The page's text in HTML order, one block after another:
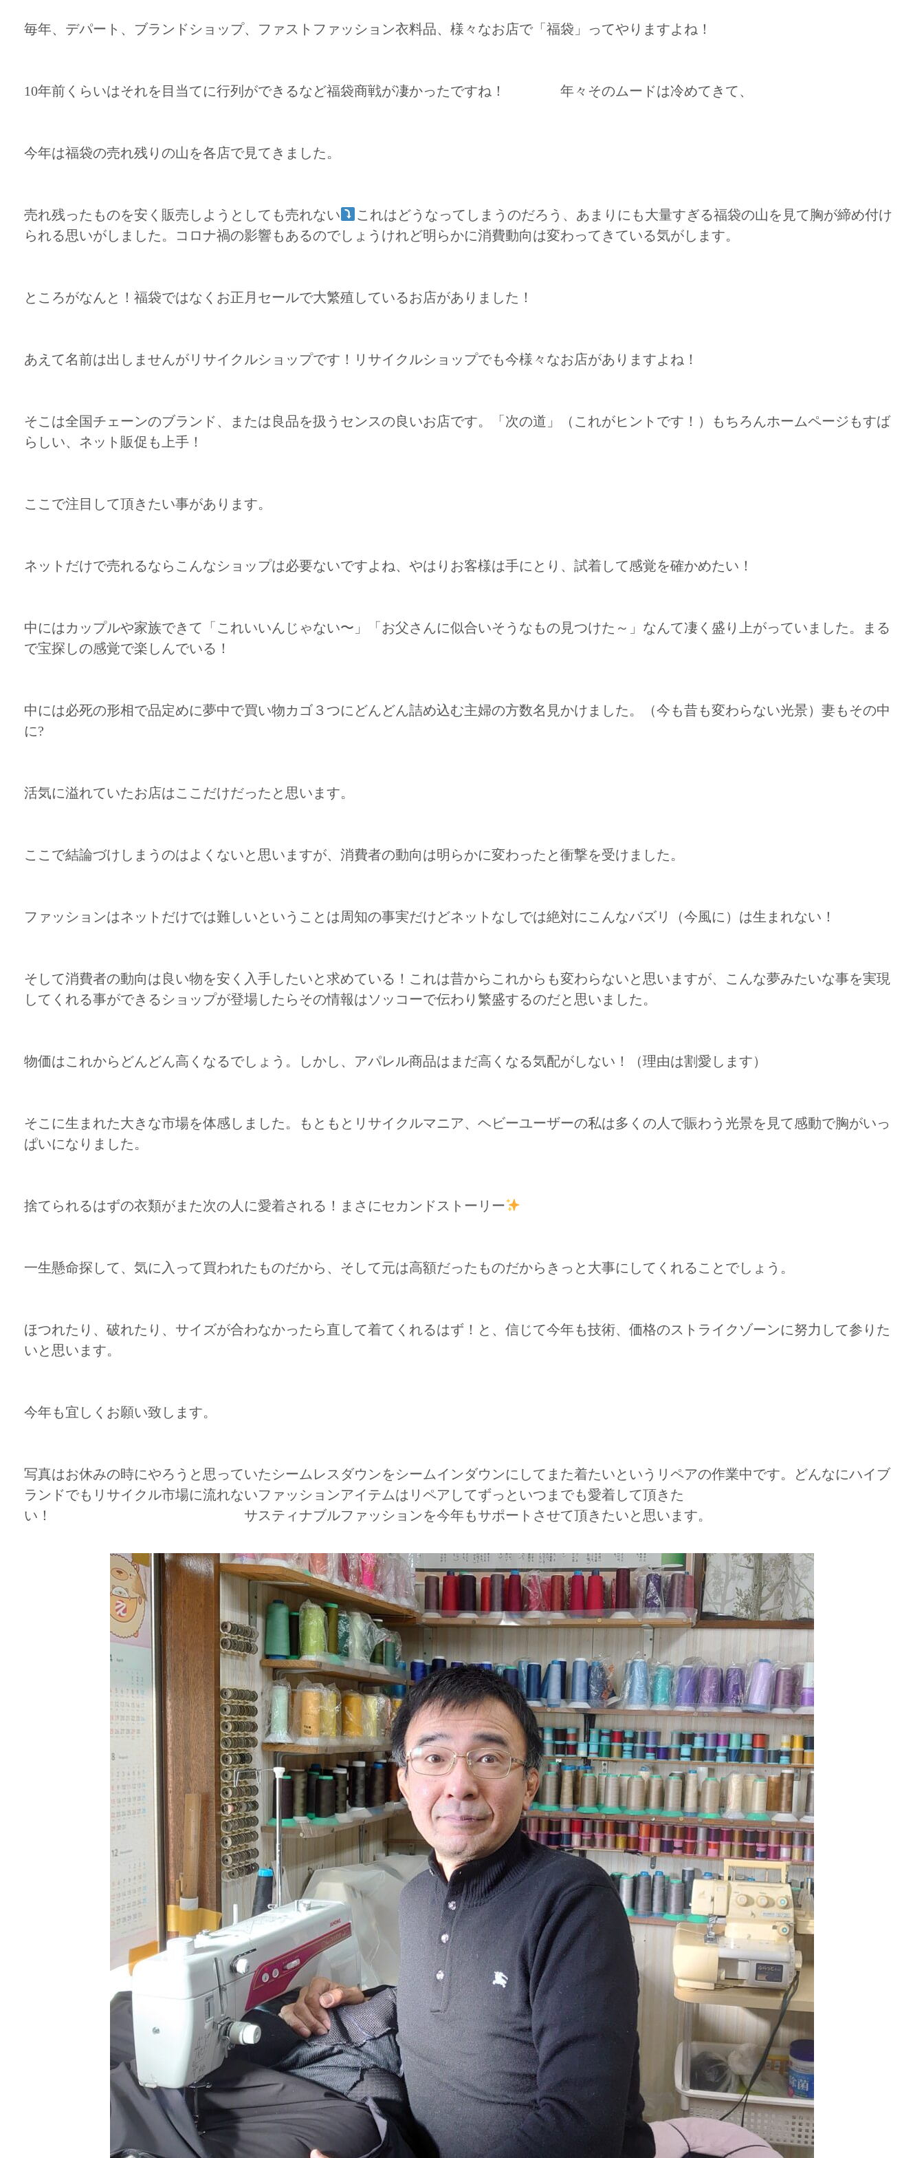
毎年、デパート、ブランドショップ、ファストファッション衣料品、様々なお店で「福袋」ってやりますよね！
10年前くらいはそれを目当てに行列ができるなど福袋商戦が凄かったですね！ 年々そのムードは冷めてきて、
今年は福袋の売れ残りの山を各店で見てきました。
売れ残ったものを安く販売しようとしても売れない
これはどうなってしまうのだろう、あまりにも大量すぎる福袋の山を見て胸が締め付け
られる思いがしました。コロナ禍の影響もあるのでしょうけれど明らかに消費動向は変わってきている気がします。
ところがなんと！福袋ではなくお正月セールで大繁殖しているお店がありました！
あえて名前は出しませんがリサイクルショップです！リサイクルショップでも今様々なお店がありますよね！
そこは全国チェーンのブランド、または良品を扱うセンスの良いお店です。「次の道」（これがヒントです！）もちろんホームページもすば
らしい、ネット販促も上手！
ここで注目して頂きたい事があります。
ネットだけで売れるならこんなショップは必要ないですよね、やはりお客様は手にとり、試着して感覚を確かめたい！
中にはカップルや家族できて「これいいんじゃない〜」「お父さんに似合いそうなもの見つけた～」なんて凄く盛り上がっていました。まる
で宝探しの感覚で楽しんでいる！
中には必死の形相で品定めに夢中で買い物カゴ３つにどんどん詰め込む主婦の方数名見かけました。（今も昔も変わらない光景）妻もその中
に?
活気に溢れていたお店はここだけだったと思います。
ここで結論づけしまうのはよくないと思いますが、消費者の動向は明らかに変わったと衝撃を受けました。
ファッションはネットだけでは難しいということは周知の事実だけどネットなしでは絶対にこんなバズリ（今風に）は生まれない！
そして消費者の動向は良い物を安く入手したいと求めている！これは昔からこれからも変わらないと思いますが、こんな夢みたいな事を実現
してくれる事ができるショップが登場したらその情報はソッコーで伝わり繁盛するのだと思いました。
物価はこれからどんどん高くなるでしょう。しかし、アパレル商品はまだ高くなる気配がしない！（理由は割愛します）
そこに生まれた大きな市場を体感しました。もともとリサイクルマニア、ヘビーユーザーの私は多くの人で賑わう光景を見て感動で胸がいっ
ぱいになりました。
捨てられるはずの衣類がまた次の人に愛着される！まさにセカンドストーリー
一生懸命探して、気に入って買われたものだから、そして元は高額だったものだからきっと大事にしてくれることでしょう。
ほつれたり、破れたり、サイズが合わなかったら直して着てくれるはず！と、信じて今年も技術、価格のストライクゾーンに努力して参りた
いと思います。
今年も宜しくお願い致します。
写真はお休みの時にやろうと思っていたシームレスダウンをシームインダウンにしてまた着たいというリペアの作業中です。どんなにハイブ
ランドでもリサイクル市場に流れないファッションアイテムはリペアしてずっといつまでも愛着して頂きた
い！ サスティナブルファッションを今年もサポートさせて頂きたいと思います。